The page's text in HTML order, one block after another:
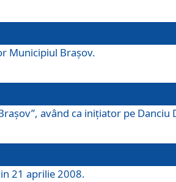
Municipiul Braşov.
având ca iniţiator pe Danciu
21 aprilie 2008.